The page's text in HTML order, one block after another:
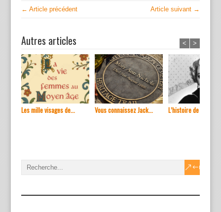
← Article précédent Article suivant →
Autres articles
Les mille visages de... Vous connaissez Jack... L’histoire de ...
< >